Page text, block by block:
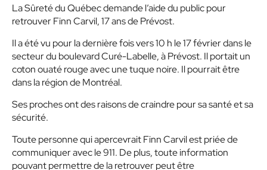
La Sûreté du Québec demande l’aide du public pour
retrouver Finn Carvil, 17 ans de Prévost.
Il a été vu pour la dernière fois vers 10 h le 17 février dans le
secteur du boulevard Curé-Labelle, à Prévost. Il portait un
coton ouaté rouge avec une tuque noire. Il pourrait être
dans la région de Montréal.
Ses proches ont des raisons de craindre pour sa santé et sa
sécurité.
Toute personne qui apercevrait Finn Carvil est priée de
communiquer avec le 911. De plus, toute information
pouvant permettre de la retrouver peut être